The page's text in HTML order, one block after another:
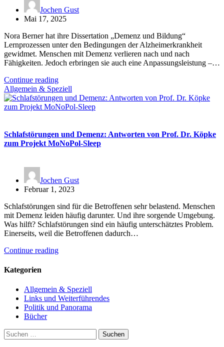
Jochen Gust
Mai 17, 2025
Nora Berner hat ihre Dissertation „Demenz und Bildung“
Lernprozessen unter den Bedingungen der Alzheimerkrankheit
gewidmet. Menschen mit Demenz verlieren nach und nach
Fähigkeiten. Jedoch erbringen sie auch eine Anpassungsleistung –…
Continue reading
Allgemein & Speziell
Schlafstörungen und Demenz: Antworten von Prof. Dr. Köpke
zum Projekt MoNoPol-Sleep
Jochen Gust
Februar 1, 2023
Schlafstörungen sind für die Betroffenen sehr belastend. Menschen
mit Demenz leiden häufig darunter. Und ihre sorgende Umgebung.
Was hilft? Schlafstörungen sind ein häufig unterschätztes Problem.
Einerseits, weil die Betroffenen dadurch…
Continue reading
Kategorien
Allgemein & Speziell
Links und Weiterführendes
Politik und Panorama
Bücher
Suchen
nach: